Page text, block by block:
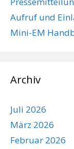
Aufruf und
Mini-EM
Archiv
Juli 2026
März 2026
Februar 2026